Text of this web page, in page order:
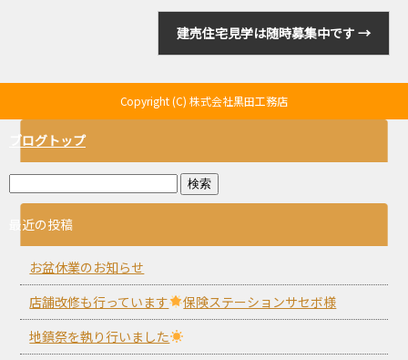
建売住宅見学は随時募集中です →
Copyright (C) 株式会社黒田工務店
ブログトップ
最近の投稿
お盆休業のお知らせ
店舗改修も行っています
保険ステーションサセボ様
地鎮祭を執り行いました